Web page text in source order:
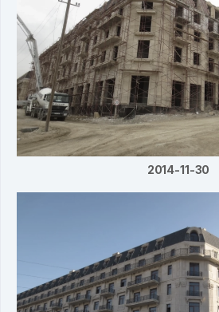
2014-11-30